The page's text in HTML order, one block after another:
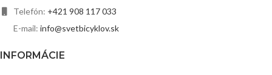
Telefón: +421 908 117 033
E-mail: info@svetbicyklov.sk
INFORMÁCIE